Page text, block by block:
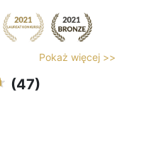
Pokaż więcej >>
(47)